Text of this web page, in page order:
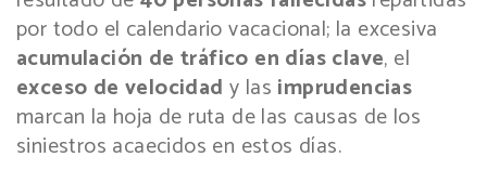
por todo el calendario vacacional; la excesiva
acumulación de tráfico en días clave, el
exceso de velocidad y las imprudencias
marcan la hoja de ruta de las causas de los
siniestros acaecidos en estos días.